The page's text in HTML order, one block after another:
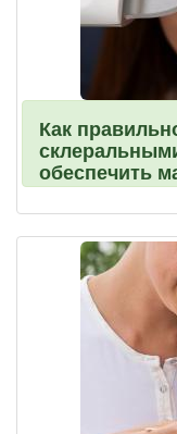
Как
обеспечить